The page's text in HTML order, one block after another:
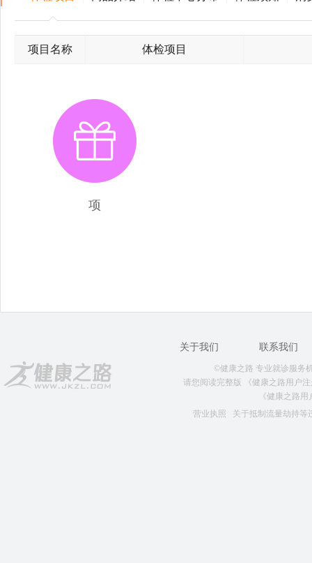
项目名称 体检项目
项
关于我们 联系我们
©健康之路 专业就诊服务
请您阅读完整版
《健康之路用户
《健康之路
营业执照
关于抵制流量劫持等